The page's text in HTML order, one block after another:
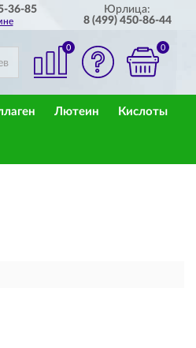
ДОСТАВИМ ПО ВСЕЙ РОССИИ
36-85
Юрлица:
8 (499) 450-86-44
0 0
Лютеин Кислоты